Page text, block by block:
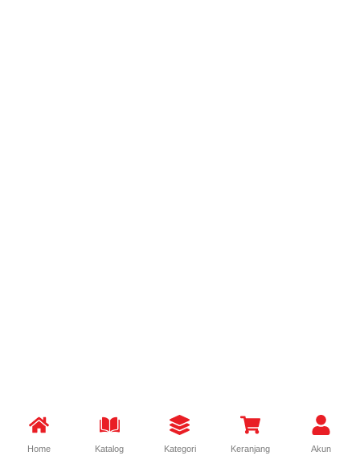
Home Katalog Kategori Keranjang Akun